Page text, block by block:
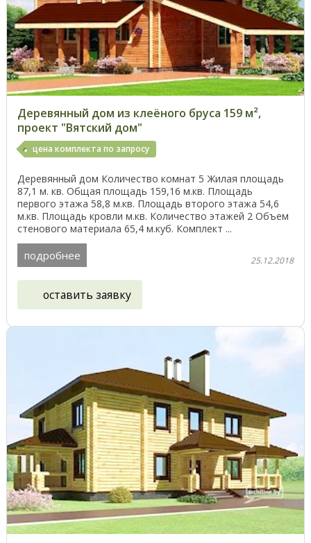
Деревянный дом из клеёного бруса 159 м²,
проект "Вятский дом"
цена комплекта по запросу
Деревянный дом Количество комнат 5 Жилая площадь
87,1 м. кв. Общая площадь 159,16 м.кв. Площадь
первого этажа 58,8 м.кв. Площадь второго этажа 54,6
м.кв. Площадь кровли м.кв. Количество этажей 2 Объем
стенового материала 65,4 м.куб. Комплект ...
подробнее 25.12.2018
оставить заявку